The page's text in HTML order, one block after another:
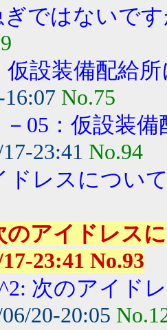
ぎではないで
仮設装備配給
No.75
－05：仮設装
23:41 No.94
ドレスについ
のアイドレス
23:41 No.93
次のアイド
20-20:05